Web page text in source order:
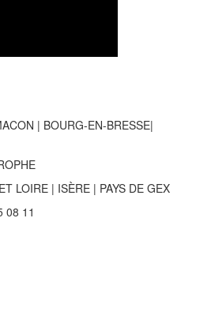
| BOURG-EN-BRESSE|
LOIRE | ISÈRE | PAYS DE GEX
08 11